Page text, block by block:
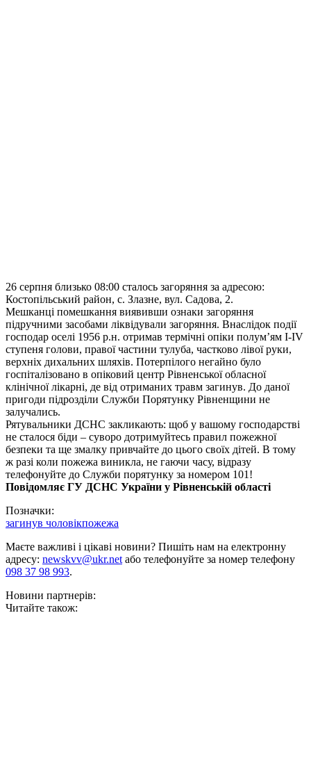
26 серпня близько 08:00 сталось загоряння за адресою:
Костопільський район, с. Злазне, вул. Садова, 2.
Мешканці помешкання виявивши ознаки загоряння
підручними засобами ліквідували загоряння. Внаслідок події
господар оселі 1956 р.н. отримав термічні опіки полум’ям І-ІV
ступеня голови, правої частини тулуба, частково лівої руки,
верхніх дихальних шляхів. Потерпілого негайно було
госпіталізовано в опіковий центр Рівненської обласної
клінічної лікарні, де від отриманих травм загинув. До даної
пригоди підрозділи Служби Порятунку Рівненщини не
залучались.
Рятувальники ДСНС закликають: щоб у вашому господарстві
не сталося біди – суворо дотримуйтесь правил пожежної
безпеки та ще змалку привчайте до цього своїх дітей. В тому
ж разі коли пожежа виникла, не гаючи часу, відразу
телефонуйте до Служби порятунку за номером 101!
Повідомляє ГУ ДСНС України у Рівненській області
Позначки:
загинув чоловікпожежа
Маєте важливі і цікаві новини? Пишіть нам на електронну
адресу: newskvv@ukr.netабо телефонуйте за номер телефону
098 37 98 993.
Новини партнерів:
Читайте також: